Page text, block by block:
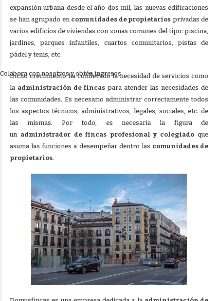
expansión urbana desde el año dos mil, las nuevas edificaciones
se han agrupado en comunidades de propietarios privadas de
varios edificios de viviendas con zonas comunes del tipo: piscina,
jardines, parques infantiles, cuartos comunitarios, pistas de
pádel y tenis, etc.
Dicho crecimiento ha conllevado la necesidad de servicios como
la administración de fincas para atender las necesidades de
las comunidades. Es necesario administrar correctamente todos
los aspectos técnicos, administrativos, legales, sociales, etc. de
las mismas. Por todo, es necesaria la figura de
un administrador de fincas profesional y colegiado que
asuma las funciones a desempeñar dentro las comunidades de
propietarios.
Colabora con nosotros y obtén ingresos